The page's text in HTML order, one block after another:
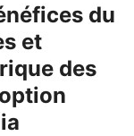
du
et
des